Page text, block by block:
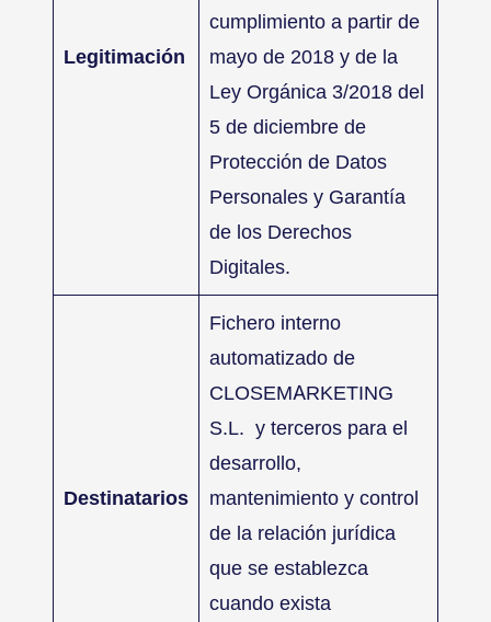
Legitimación
cumplimiento a partir de
mayo de 2018 y de la
Ley Orgánica 3/2018 del
5 de diciembre de
Protección de Datos
Personales y Garantía
de los Derechos
Digitales.
Destinatarios
Fichero interno
automatizado de
CLOSEMARKETING
S.L. y terceros para el
desarrollo,
mantenimiento y control
de la relación jurídica
que se establezca
cuando exista